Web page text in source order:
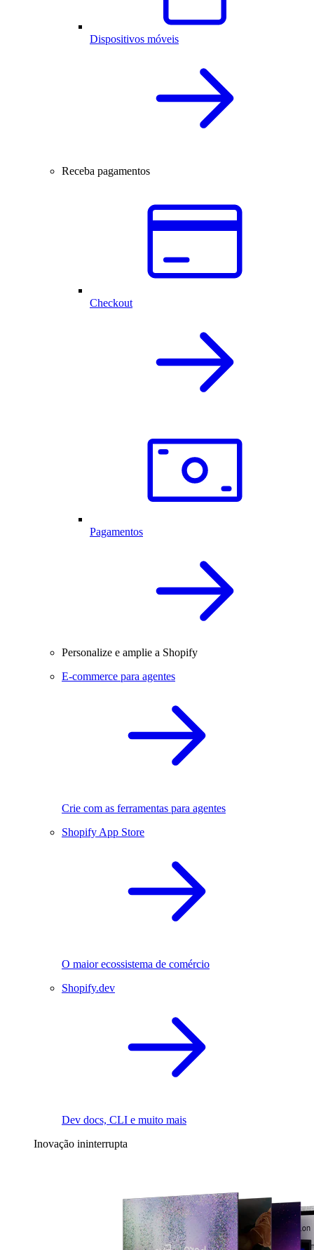
Dispositivos móveis
Receba pagamentos
Checkout
Pagamentos
Personalize e amplie a Shopify
E-commerce para agentes
Crie com as ferramentas para agentes
Shopify App Store
O maior ecossistema de comércio
Shopify.dev
Dev docs, CLI e muito mais
Inovação ininterrupta